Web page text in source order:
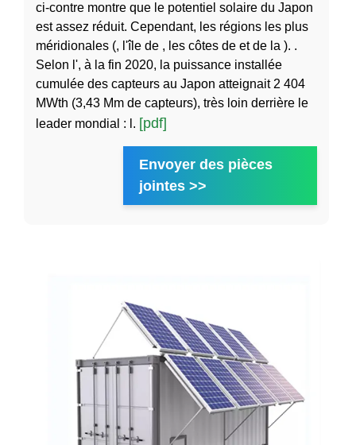
ci-contre montre que le potentiel solaire du Japon
est assez réduit. Cependant, les régions les plus
méridionales (, l'île de , les côtes de et de la ). .
Selon l', à la fin 2020, la puissance installée
cumulée des capteurs au Japon atteignait 2 404
MWth (3,43 Mm de capteurs), très loin derrière le
leader mondial : l. [pdf]
Envoyer des pièces
jointes >>